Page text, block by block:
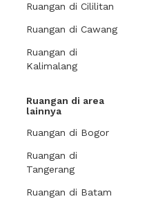
Ruangan di Cililitan
Ruangan di Cawang
Ruangan di
Kalimalang
Ruangan di area
lainnya
Ruangan di Bogor
Ruangan di
Tangerang
Ruangan di Batam